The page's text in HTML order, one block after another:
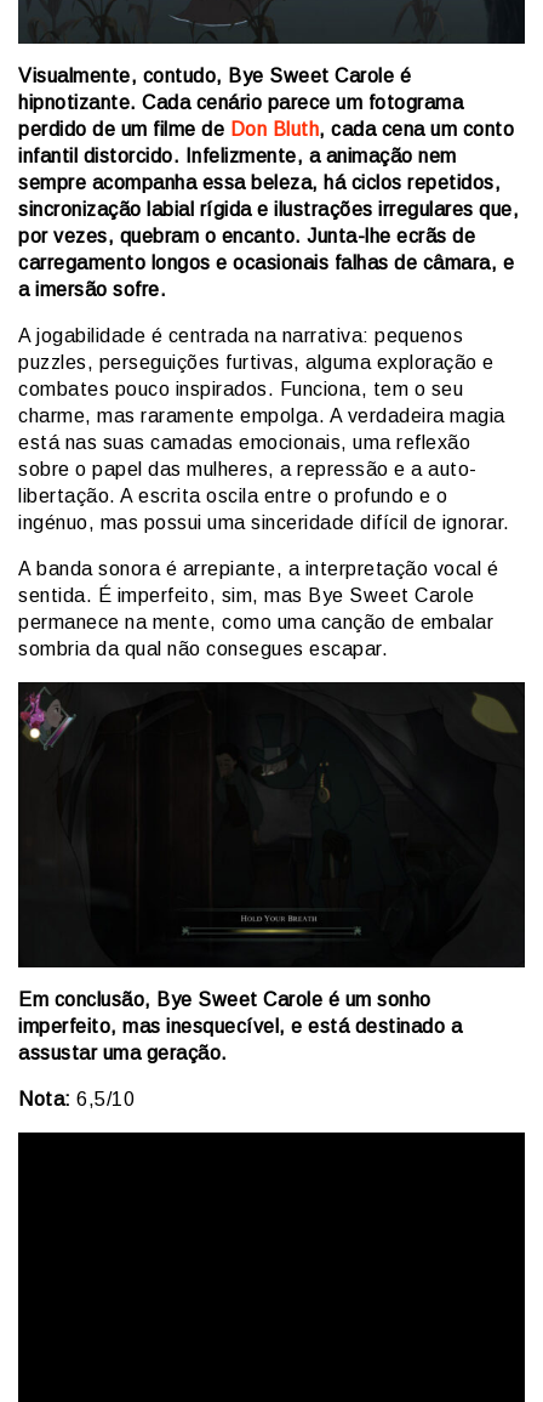
Visualmente, contudo, Bye Sweet Carole é
hipnotizante. Cada cenário parece um fotograma
perdido de um filme de Don Bluth, cada cena um conto
infantil distorcido. Infelizmente, a animação nem
sempre acompanha essa beleza, há ciclos repetidos,
sincronização labial rígida e ilustrações irregulares que,
por vezes, quebram o encanto. Junta-lhe ecrãs de
carregamento longos e ocasionais falhas de câmara, e
a imersão sofre.
A jogabilidade é centrada na narrativa: pequenos
puzzles, perseguições furtivas, alguma exploração e
combates pouco inspirados. Funciona, tem o seu
charme, mas raramente empolga. A verdadeira magia
está nas suas camadas emocionais, uma reflexão
sobre o papel das mulheres, a repressão e a auto-
libertação. A escrita oscila entre o profundo e o
ingénuo, mas possui uma sinceridade difícil de ignorar.
A banda sonora é arrepiante, a interpretação vocal é
sentida. É imperfeito, sim, mas Bye Sweet Carole
permanece na mente, como uma canção de embalar
sombria da qual não consegues escapar.
Em conclusão, Bye Sweet Carole é um sonho
imperfeito, mas inesquecível, e está destinado a
assustar uma geração.
Nota: 6,5/10